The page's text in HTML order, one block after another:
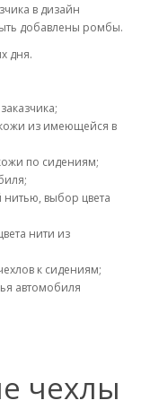
в дизайн
добавлены ромбы.
дня.
из имеющейся в
по сидениям;
выбор цвета
нити из
к сидениям;
автомобиля
чехлы